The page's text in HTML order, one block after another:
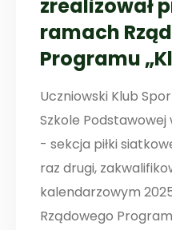
zrealizował
ramach
Programu
Uczniowski Klub
Szkole
- sekcja piłki
raz drugi,
kalendarzowym
Rządowego